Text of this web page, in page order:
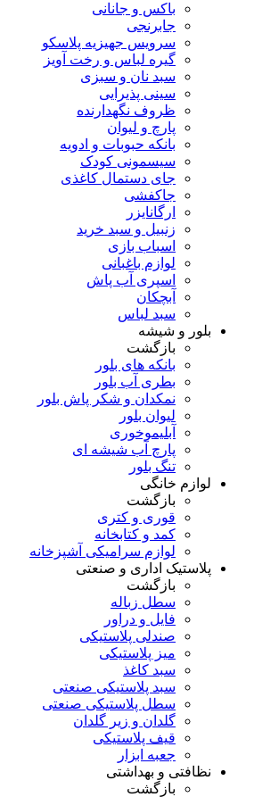
باکس و جانانی
جابرنجی
سرویس جهیزیه پلاسکو
گیره لباس و رخت آویز
سبد نان و سبزی
سینی پذیرایی
ظروف نگهدارنده
پارچ و لیوان
بانکه حبوبات و ادویه
سیسمونی کودک
جای دستمال کاغذی
جاکفشی
ارگانایزر
زنبیل و سبد خرید
اسباب بازی
لوازم باغبانی
اسپری آب پاش
آبچکان
سبد لباس
بلور و شیشه
بازگشت
بانکه های بلور
بطری آب بلور
نمکدان و شکر پاش بلور
لیوان بلور
آبلیموخوری
پارچ آب شیشه ای
تنگ بلور
لوازم خانگی
بازگشت
قوری و کتری
کمد و کتابخانه
لوازم سرامیکی آشپزخانه
پلاستیک اداری و صنعتی
بازگشت
سطل زباله
فایل و دراور
صندلی پلاستیکی
میز پلاستیکی
سبد کاغذ
سبد پلاستیکی صنعتی
سطل پلاستیکی صنعتی
گلدان و زیر گلدان
قیف پلاستیکی
جعبه ابزار
نظافتی و بهداشتی
بازگشت